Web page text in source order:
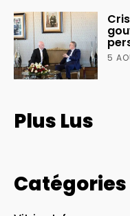
5
Plus Lus
Catégories